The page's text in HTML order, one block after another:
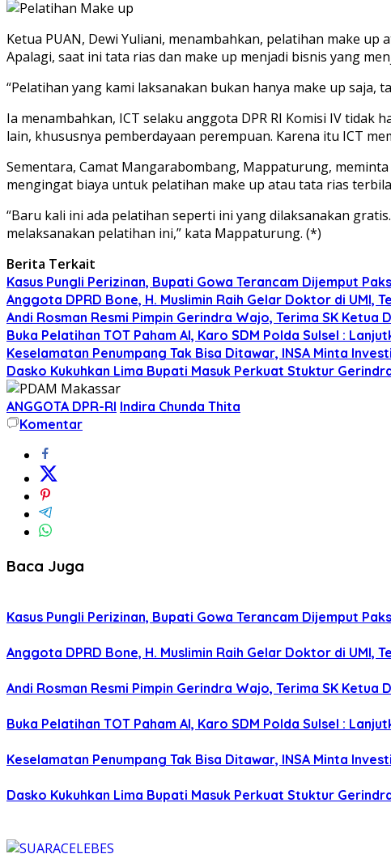
Ketua PUAN, Dewi Yuliani, menambahkan, pelatihan make
Apalagi, saat ini tata rias dan make up menjadi bisnis yang
“Pelatihan yang kami laksanakan bukan hanya make up saja,
Ia menambahkan, ICT selaku anggota DPR RI Komisi IV
lain, khususnya pemberdayaan perempuan. Karena itu ICT
Sementara, Camat Mangarabombang, Mappaturung,
mengingat biaya untuk pelatihan make up atau tata rias
“Baru kali ini ada pelatihan seperti ini yang dilaksanakan
melaksanakan pelatihan ini,” kata Mappaturung. (*)
Berita Terkait
Kasus Pungli Perizinan, Bupati Gowa Terancam Dijemput
Anggota DPRD Bone, H. Muslimin Raih Gelar Doktor di UMI,
Andi Rosman Resmi Pimpin Gerindra Wajo, Terima SK Ketua
Buka Pelatihan TOT Paham AI, Karo SDM Polda Sulsel :
Keselamatan Penumpang Tak Bisa Ditawar, INSA Minta
Dasko Kukuhkan Lima Bupati Masuk Perkuat Stuktur
ANGGOTA DPR-RI Indira Chunda Thita
Komentar
Baca Juga
Kasus Pungli Perizinan, Bupati Gowa Terancam Dijemput
Anggota DPRD Bone, H. Muslimin Raih Gelar Doktor di UMI,
Andi Rosman Resmi Pimpin Gerindra Wajo, Terima SK Ketua
Buka Pelatihan TOT Paham AI, Karo SDM Polda Sulsel :
Keselamatan Penumpang Tak Bisa Ditawar, INSA Minta
Dasko Kukuhkan Lima Bupati Masuk Perkuat Stuktur